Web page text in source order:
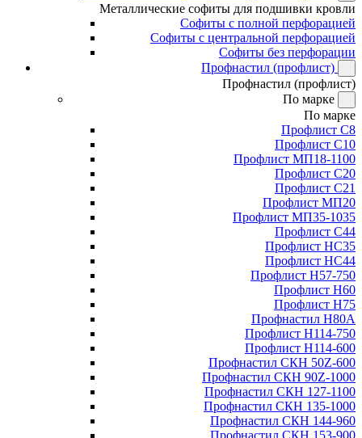
Металлические софиты для подшивки кровли
Софиты с полной перфорацией
Софиты с центральной перфорацией
Софиты без перфорации
Профнастил (профлист)
Профнастил (профлист)
По марке
По марке
Профлист С8
Профлист С10
Профлист МП18-1100
Профлист С20
Профлист С21
Профлист МП20
Профлист МП35-1035
Профлист С44
Профлист НС35
Профлист НС44
Профлист Н57-750
Профлист Н60
Профлист Н75
Профнастил Н80А
Профлист Н114-750
Профлист Н114-600
Профнастил СКН 50Z-600
Профнастил СКН 90Z-1000
Профнастил СКН 127-1100
Профнастил СКН 135-1000
Профнастил СКН 144-960
Профнастил СКН 153-900